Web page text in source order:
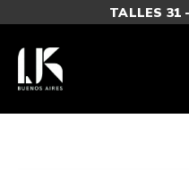
TALLES 31